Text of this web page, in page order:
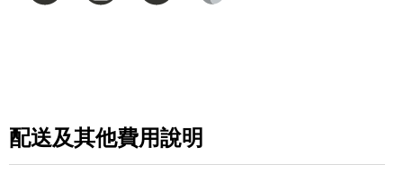
配送及其他費用說明